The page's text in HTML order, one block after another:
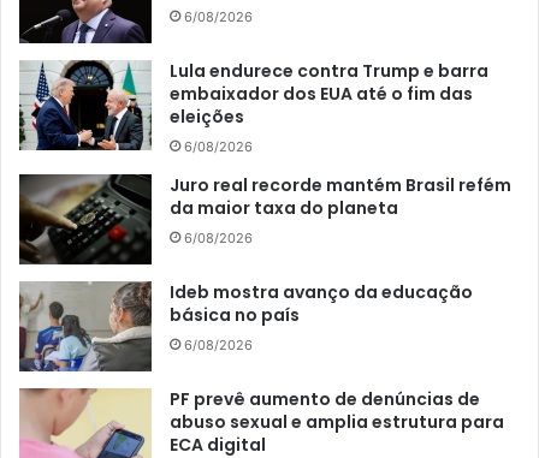
6/08/2026
Lula endurece contra Trump e barra
embaixador dos EUA até o fim das
eleições
6/08/2026
Juro real recorde mantém Brasil refém
da maior taxa do planeta
6/08/2026
Ideb mostra avanço da educação
básica no país
6/08/2026
PF prevê aumento de denúncias de
abuso sexual e amplia estrutura para
ECA digital